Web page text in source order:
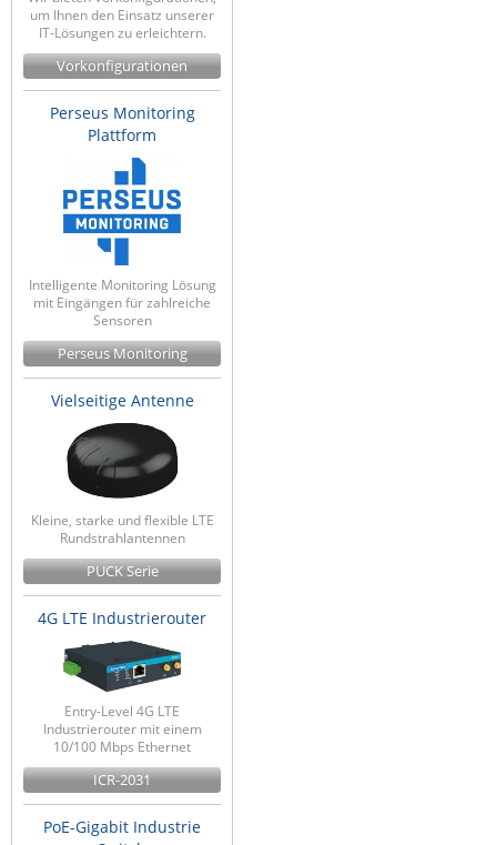
PatchSee
Power Kingdom
Poynting
Raritan
Server Technology
Siretta
SIRIO Antenne
Sunbird
Tactical Software
TEKTELIC
Teltonika
Unwired Networks
Vision
Westermo
Yuasa
ZPE Systems
News zu unseren Herstellern
um Ihnen den Einsatz unserer
IT-Lösungen zu erleichtern.
Vorkonfigurationen
Perseus Monitoring
Plattform
Intelligente Monitoring Lösung
mit Eingängen für zahlreiche
Sensoren
Perseus Monitoring
Vielseitige Antenne
Kleine, starke und flexible LTE
Rundstrahlantennen
PUCK Serie
4G LTE Industrierouter
Entry-Level 4G LTE
Industrierouter mit einem
10/100 Mbps Ethernet
ICR-2031
PoE-Gigabit Industrie